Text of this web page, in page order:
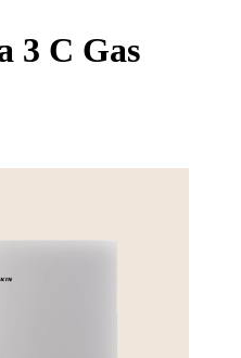
3 C Gas